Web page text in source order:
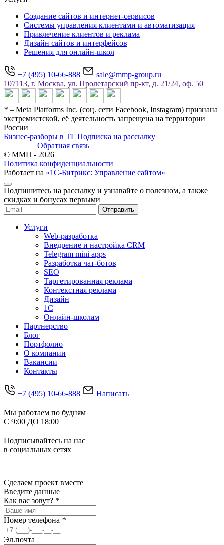
Создание сайтов и интернет-сервисов
Системы управления клиентами и автоматизация
Привлечение клиентов и реклама
Дизайн сайтов и интерфейсов
Решения для онлайн-школ
+7 (495) 10-66-888
sale@mmp-group.ru
107113, г. Москва, ул. Пролетарский пр-кт, д. 21/24, оф. 50
* – Meta Platforms Inc. (соц. сети Facebook, Instagram) признана
экстремистской, её деятельность запрещена на территории
России
Бизнес-разборы в ТГ Подписка на рассылку
Обратная связь
© ММП - 2026
Политика конфиденциальности
Работает на «1С-Битрикс: Управление сайтом»
Подпишитесь на рассылку и узнавайте о полезном, а также
скидках и бонусах первыми
Услуги
Web-разработка
Внедрение и настройка CRM
Telegram mini apps
Разработка чат-ботов
SEO
Таргетированная реклама
Контекстная реклама
Дизайн
1С
Онлайн-школам
Партнерство
Блог
Портфолио
О компании
Вакансии
Контакты
+7 (495) 10-66-888 Написать
Мы работаем по будням
С 9:00 ДО 18:00
Подписывайтесь на нас
в социальных сетях
Сделаем проект вместе
Введите данные
Как вас зовут? *
Номер телефона *
Эл.почта